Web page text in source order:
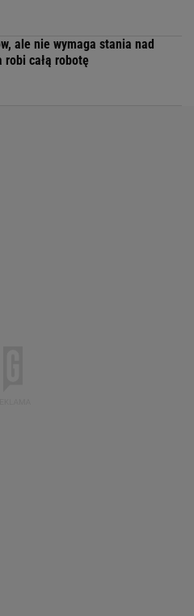
ale nie wymaga stania nad
robi całą robotę